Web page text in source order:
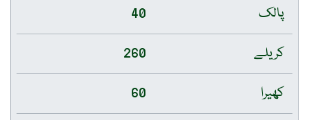
پالک
40
کریلے
260
کھیرا
60